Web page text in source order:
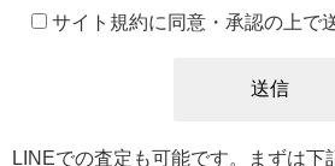
サイト規約に同意・承認の上で
LINEでの査定も可能です。まずは下